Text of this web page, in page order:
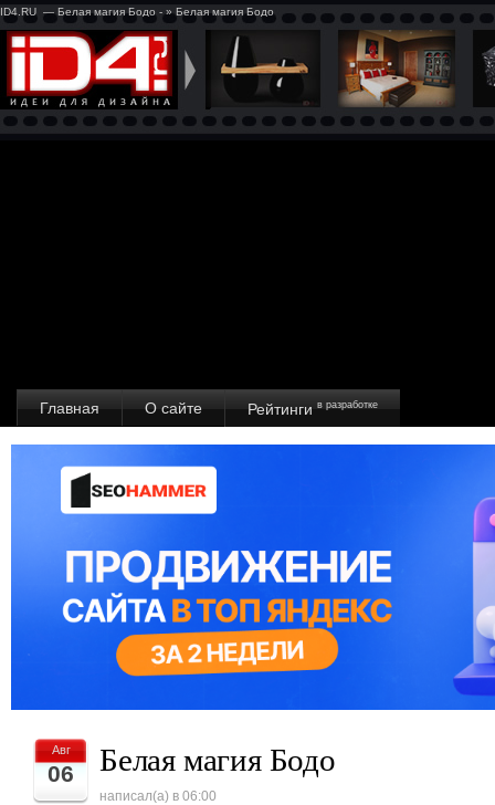
ID4.RU — Белая магия Бодо - » Белая магия Бодо
Главная О сайте Рейтинги в разработке
Авг
06 Белая магия Бодо
написал(а) в 06:00